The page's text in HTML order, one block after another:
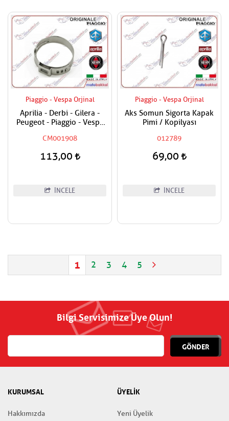
Piaggio - Vespa Orjinal
Aprilia - Derbi - Gilera -
Peugeot - Piaggio - Vespa
Kelepçesi
CM001908
113,00
İNCELE
Piaggio - Vespa Orjinal
Aks Somun Sigorta Kapak
Pimi / Kopilyası
012789
69,00
İNCELE
1 2 3 4 5
Bilgi Servisimize Üye Olun!
GÖNDER
KURUMSAL
Hakkımızda
ÜYELİK
Yeni Üyelik